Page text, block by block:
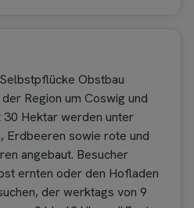
Obstbau
Region um Coswig und
Hektar werden unter
Erdbeeren sowie rote und
angebaut. Besucher
ernten oder den Hofladen
der werktags von 9